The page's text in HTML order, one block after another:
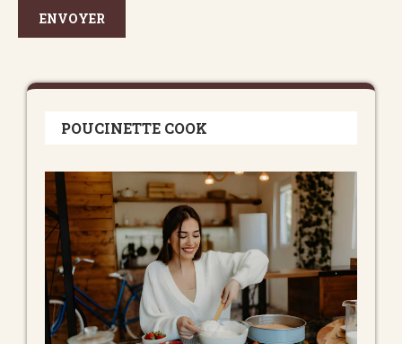
POUCINETTE COOK